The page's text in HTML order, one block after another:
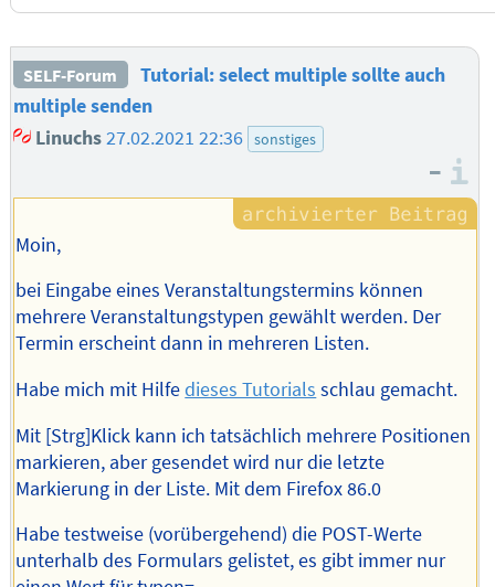
SELF-Forum
Tutorial: select multiple sollte auch
multiple senden
Linuchs 27.02.2021 22:36 sonstiges
–
Moin,
bei Eingabe eines Veranstaltungstermins können
mehrere Veranstaltungstypen gewählt werden. Der
Termin erscheint dann in mehreren Listen.
Habe mich mit Hilfedieses Tutorials schlau gemacht.
Mit [Strg]Klick kann ich tatsächlich mehrere Positionen
markieren, aber gesendet wird nur die letzte
Markierung in der Liste. Mit dem Firefox 86.0
Habe testweise (vorübergehend) die POST-Werte
unterhalb des Formulars gelistet, es gibt immer nur